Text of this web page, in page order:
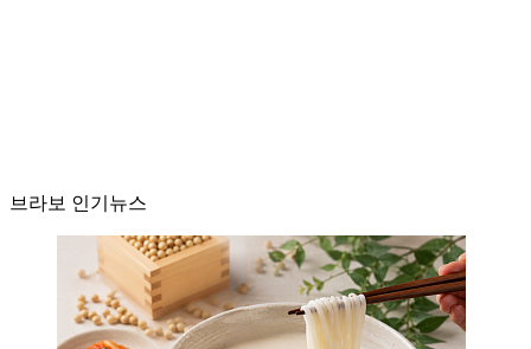
브라보 인기뉴스